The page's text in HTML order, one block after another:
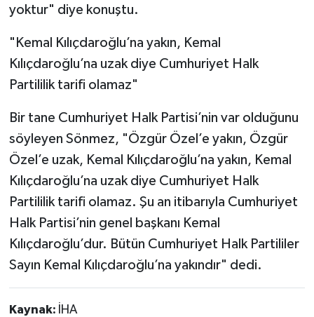
yoktur" diye konuştu.
"Kemal Kılıçdaroğlu’na yakın, Kemal
Kılıçdaroğlu’na uzak diye Cumhuriyet Halk
Partililik tarifi olamaz"
Bir tane Cumhuriyet Halk Partisi’nin var olduğunu
söyleyen Sönmez, "Özgür Özel’e yakın, Özgür
Özel’e uzak, Kemal Kılıçdaroğlu’na yakın, Kemal
Kılıçdaroğlu’na uzak diye Cumhuriyet Halk
Partililik tarifi olamaz. Şu an itibarıyla Cumhuriyet
Halk Partisi’nin genel başkanı Kemal
Kılıçdaroğlu’dur. Bütün Cumhuriyet Halk Partililer
Sayın Kemal Kılıçdaroğlu’na yakındır" dedi.
Kaynak: İHA